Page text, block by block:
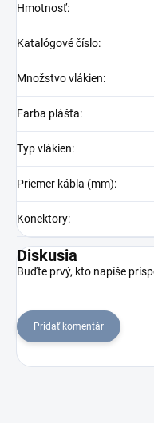
Hmotnosť:
Katalógové číslo:
Množstvo vlákien:
Farba plášťa:
Typ vlákien:
Priemer kábla (mm):
Konektory:
Diskusia
Buďte prvý, kto napíše
Pridať komentár